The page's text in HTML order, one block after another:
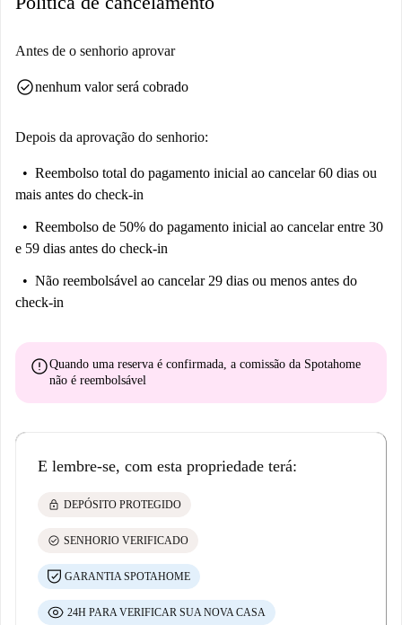
Antes de o senhorio aprovar
check_circlenenhum valor será cobrado
Depois da aprovação do senhorio:
Reembolso total do pagamento inicial ao cancelar 60 dias ou
mais antes do check-in
Reembolso de 50% do pagamento inicial ao cancelar entre 30
e 59 dias antes do check-in
Não reembolsável ao cancelar 29 dias ou menos antes do
check-in
errorQuando uma reserva é confirmada, a comissão da Spotahome
não é reembolsável
E lembre-se, com esta propriedade terá:
lock DEPÓSITO PROTEGIDO
check_circle SENHORIO VERIFICADO
GARANTIA SPOTAHOME
24H PARA VERIFICAR SUA NOVA CASA